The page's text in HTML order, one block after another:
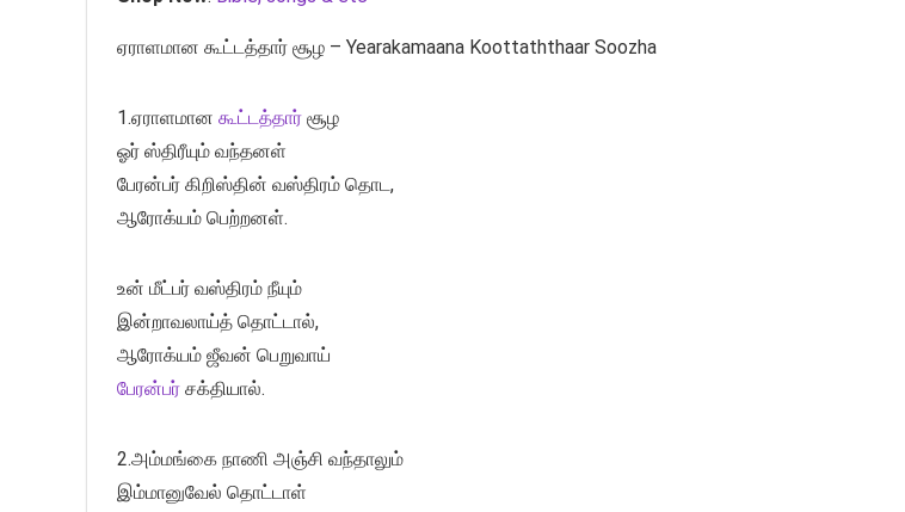
ஏராளமான கூட்டத்தார் சூழ – Yearakamaana Koottaththaar Soozha
1.ஏராளமான கூட்டத்தார் சூழ
ஓர் ஸ்திரீயும் வந்தனள்
பேரன்பர் கிறிஸ்தின் வஸ்திரம் தொட,
ஆரோக்யம் பெற்றனள்.
உன் மீட்பர் வஸ்திரம் நீயும்
இன்றாவலாய்த் தொட்டால்,
ஆரோக்யம் ஜீவன் பெறுவாய்
பேரன்பர் சக்தியால்.
2.அம்மங்கை நாணி அஞ்சி வந்தாலும்
இம்மானுவேல் தொட்டாள்